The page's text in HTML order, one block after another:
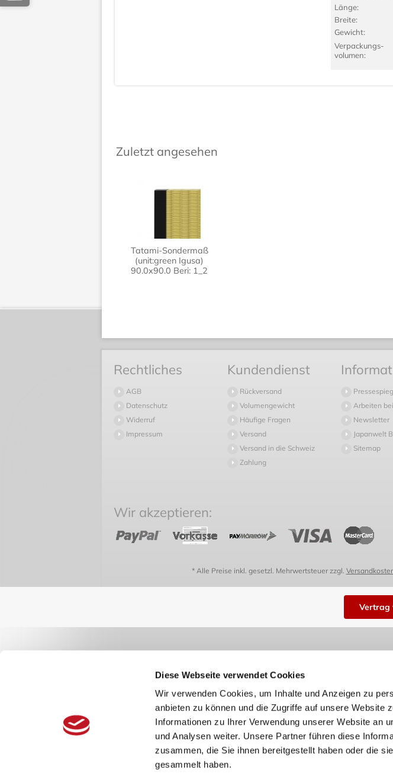
Diese Webseite verwendet Cookies
Wir verwenden Cookies, um Inhalte und Anzeigen zu
anbieten zu können und die Zugriffe auf unsere Website
Informationen zu Ihrer Verwendung unserer Website an
und Analysen weiter. Unsere Partner führen diese
zusammen, die Sie ihnen bereitgestellt haben oder die
gesammelt haben.
Länge:
Breite:
Gewicht:
Verpackungs­
volumen:
Zuletzt angesehen
Tatami-Sondermaß
(unit:green Igusa)
90.0x90.0 Beri: 1_2
Rechtliches
AGB
Datenschutz
Widerruf
Impressum
Kundendienst
Rückversand
Volumengewicht
Häufige Fragen
Versand
Versand in die Schweiz
Zahlung
Arbeiten
Newsletter
Japanwelt
Sitemap
Wir akzeptieren:
* Alle Preise inkl. gesetzl. Mehrwertsteuer zzgl.
Vertrag